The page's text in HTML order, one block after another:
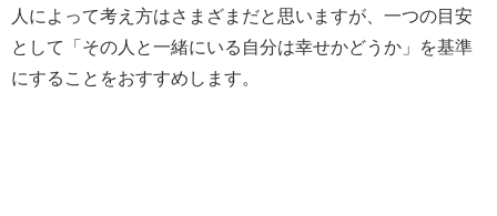
人によって考え方はさまざまだと思いますが、一つの目安
として「その人と一緒にいる自分は幸せかどうか」を基準
にすることをおすすめします。